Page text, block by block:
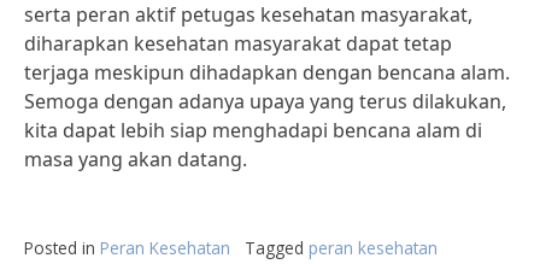
serta peran aktif petugas kesehatan masyarakat,
diharapkan kesehatan masyarakat dapat tetap
terjaga meskipun dihadapkan dengan bencana alam.
Semoga dengan adanya upaya yang terus dilakukan,
kita dapat lebih siap menghadapi bencana alam di
masa yang akan datang.
Posted in Peran Kesehatan Tagged peran kesehatan